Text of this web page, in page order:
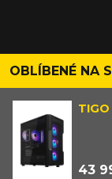
OBLÍBENÉ NA
43